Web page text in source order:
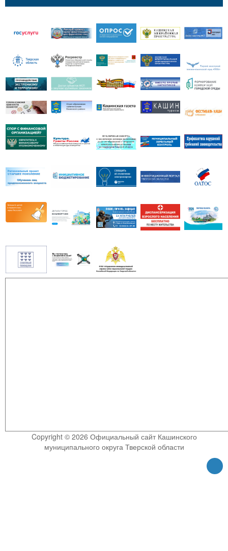
Copyright © 2026 Официальный сайт Кашинского
муниципального округа Тверской области